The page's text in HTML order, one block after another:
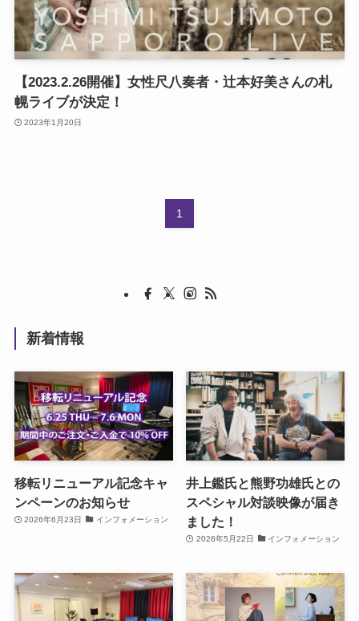
【2023.2.26開催】女性尺八奏者・辻本好美さんの札
幌ライブが決定！
2023年1月20日
1
新着情報
移転リニューアル記念キャ
ンペーンのお知らせ
2026年6月23日 インフォメーション
井上鑑氏と熊野功雄氏との
スペシャル対談映像が届き
ました！
2026年5月22日 インフォメーション